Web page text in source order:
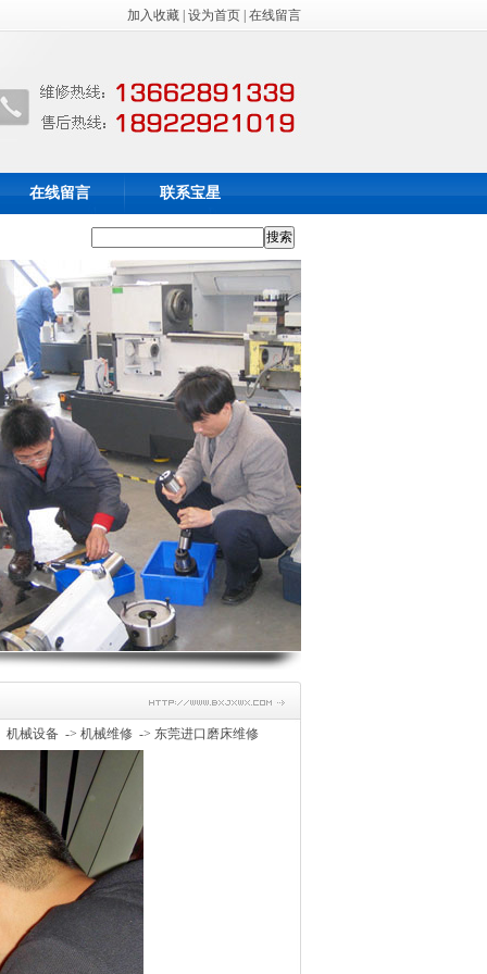
加入收藏 设为首页 在线留言
在线留言 联系宝星
机械设备-> 机械维修 -> 东莞进口磨床维修